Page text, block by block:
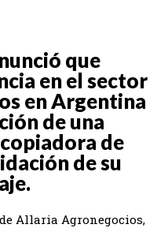
que
en el sector
en Argentina
de una
de
de su
Allaria Agronegocios,